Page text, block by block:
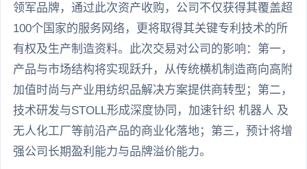
领军品牌，通过此次资产收购，公司不仅获得其覆盖超
100个国家的服务网络，更将取得其关键专利技术的所
有权及生产制造资料。此次交易对公司的影响：第一，
产品与市场结构将实现跃升，从传统横机制造商向高附
加值时尚与产业用纺织品解决方案提供商转型；第二，
技术研发与STOLL形成深度协同，加速针织 机器人 及
无人化工厂等前沿产品的商业化落地；第三，预计将增
强公司长期盈利能力与品牌溢价能力。